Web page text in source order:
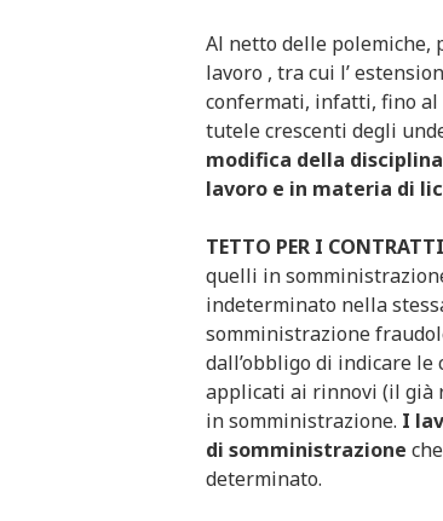
Al netto delle polemiche,
lavoro , tra cui l’
confermati, infatti, fino
tutele crescenti degli
modifica della
lavoro e in materia di
TETTO PER I
quelli in
indeterminato nella
somministrazione
dall’obbligo di indicare
applicati ai rinnovi (il già
in somministrazione. I
di somministrazione
determinato.